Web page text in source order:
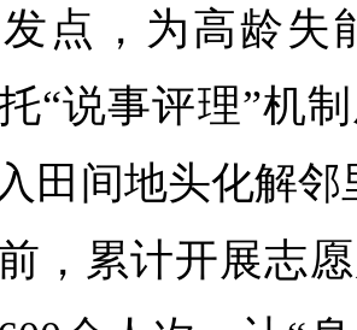
点，为高龄失
“说事评理”机
田间地头化解
，累计开展志